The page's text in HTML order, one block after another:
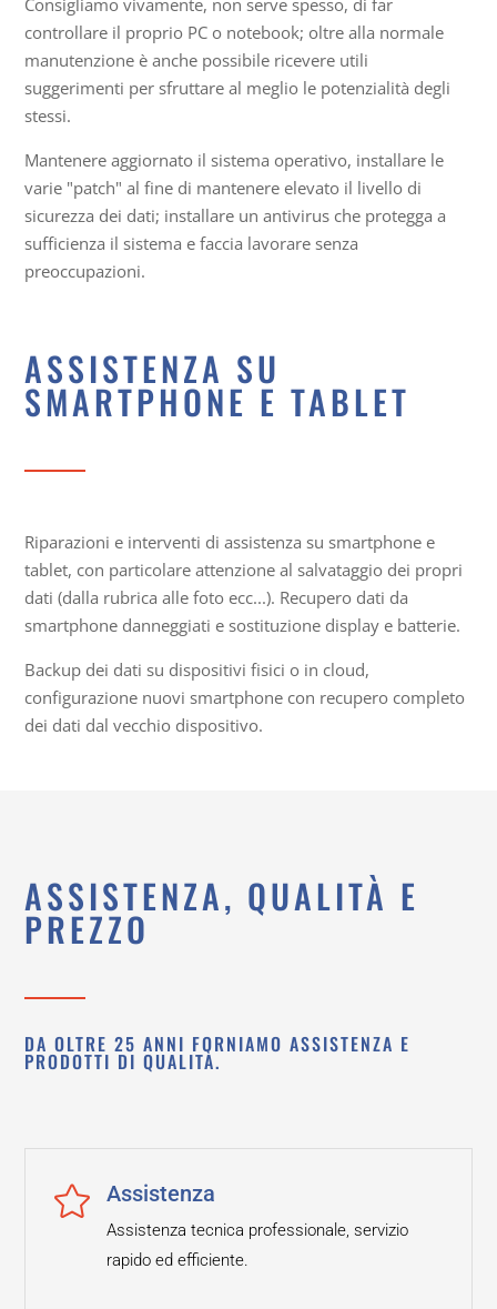
controllare il proprio PC o notebook; oltre alla normale
manutenzione è anche possibile ricevere utili
suggerimenti per sfruttare al meglio le potenzialità degli
stessi.
Mantenere aggiornato il sistema operativo, installare le
varie "patch" al fine di mantenere elevato il livello di
sicurezza dei dati; installare un antivirus che protegga a
sufficienza il sistema e faccia lavorare senza
preoccupazioni.
ASSISTENZA SU
SMARTPHONE E TABLET
Riparazioni e interventi di assistenza su smartphone e
tablet, con particolare attenzione al salvataggio dei propri
dati (dalla rubrica alle foto ecc...). Recupero dati da
smartphone danneggiati e sostituzione display e batterie.
Backup dei dati su dispositivi fisici o in cloud,
configurazione nuovi smartphone con recupero completo
dei dati dal vecchio dispositivo.
ASSISTENZA, QUALITÀ E
PREZZO
DA OLTRE 25 ANNI FORNIAMO ASSISTENZA E
PRODOTTI DI QUALITÀ.
 Assistenza
Assistenza tecnica professionale, servizio
rapido ed efficiente.